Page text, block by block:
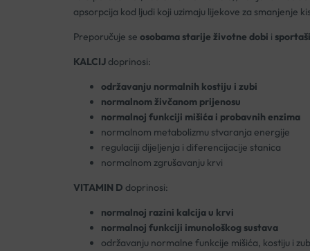
apsorpcija kod ljudi koji uzimaju lijekove za smanjenje
Preporučuje se osobama starije životne dobi i
KALCIJdoprinosi:
održavanju normalnih kostiju i zubi
normalnom živčanom prijenosu
normalnoj funkciji mišića i probavnih enzima
normalnom metabolizmu stvaranja energije
regulaciji dijeljenja i diferencijacije stanica
normalnom zgrušavanju krvi
VITAMIN D doprinosi:
normalnoj razini kalcija u krvi
normalnoj funkciji imunološkog sustava
održavanju normalne funkcije mišića, kostiju i